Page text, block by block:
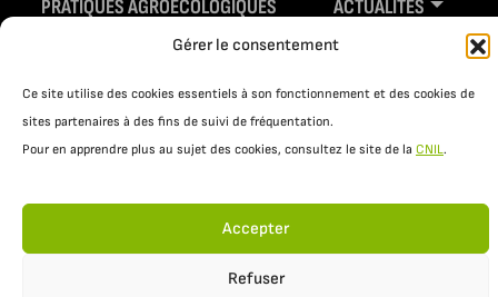
Gérer le consentement
Ce site utilise des cookies essentiels à son fonctionnement et des cookies de
sites partenaires à des fins de suivi de fréquentation.
Pour en apprendre plus au sujet des cookies, consultez le site de la CNIL.
Accepter
Refuser
PRATIQUES AGROÉCOLOGIQUES
ACTUALITÉS
RESSOURCES
Politique de confidentialité